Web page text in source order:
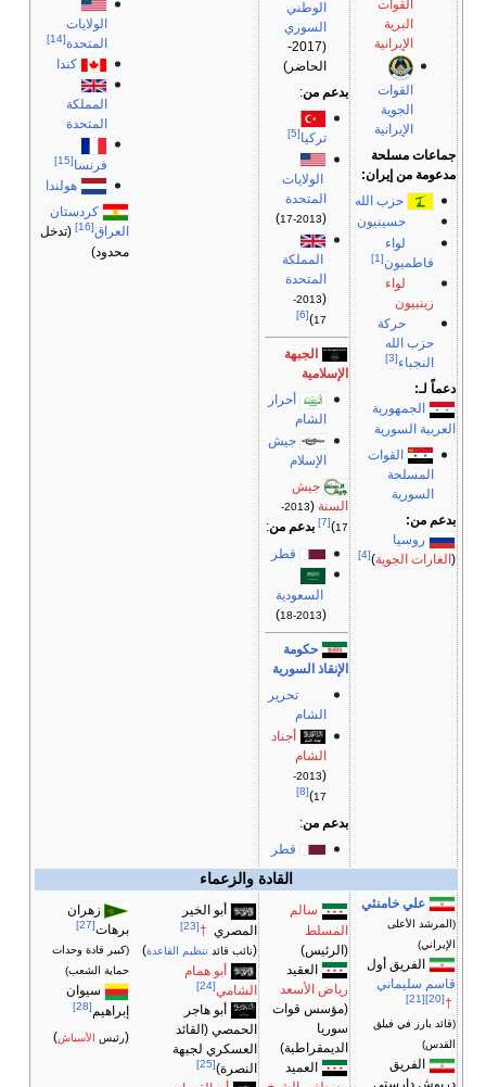
القوات
البرية
الإيرانية
القوات
الجوية
الإيرانية
جماعات مسلحة
مدعومة من إيران:
حزب الله
حسينيون
لواء
فاطميون[1]
لواء
زينبيون
حركة
حزب الله
النجباء[3]
دعماً لـ:
الجمهورية
العربية السورية
القوات
المسلحة
السورية
بدعم من:
روسيا
( الغارات الجوية)
[4]
الوطني
السوري
(2017-
الحاضر)
بدعم من:
تركيا[5]
الولايات
المتحدة
(
2013-17
)
المملكة
المتحدة
(
2013-
17
)
[6]
الجبهة
الإسلامية
أحرار
الشام
جيش
الإسلام
جيش
السنة (
2013-
17
)
[7] بدعم من:
قطر
السعودية
(
2013-18
)
حكومة
الإنقاذ السورية
تحرير
الشام
أجناد
الشام
(
2013-
17
)
[8]
بدعم من:
قطر
الولايات
المتحدة[14]
كندا
المملكة
المتحدة
فرنسا[15]
هولندا
كردستان
العراق[16]
(تدخل
محدود)
القادة والزعماء
علي خامنئي
(المرشد الأعلى
الإيراني)
الفريق أول
قاسم سليماني
†
[20]
[21]
(قائد بارز في فيلق
القدس)
الفريق
سالم
المسلط
(الرئيس)
العقيد
رياض الأسعد
(مؤسس قوات
سوريا
الديمقراطية)
العميد
أبو الخير
المصري †
[23]
(نائب قائد تنظيم القاعدة)
أبو همام
الشامي[24]
أبو هاجر
الحمصي (القائد
العسكري لجبهة
النصرة)[25]
زهران
برهات[27]
(كبير قادة وحدات
حماية الشعب)
سيوان
إبراهيم [28]
(رئيس الأسياش)